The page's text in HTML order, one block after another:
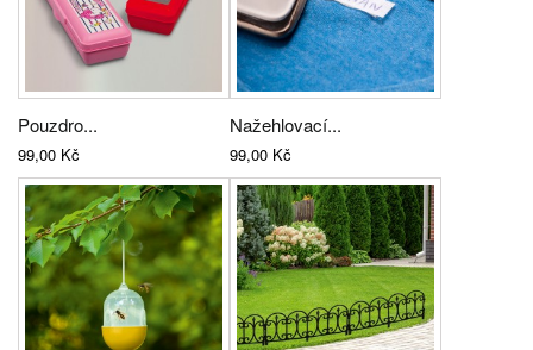
Pouzdro...
99,00 Kč
Nažehlovací...
99,00 Kč